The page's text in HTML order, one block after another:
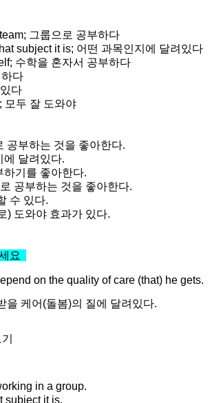
그룹으로 공부하다
subject it is; 어떤 과목인지에 달려있다
수학을 혼자서 공부하다
다
다
모두 잘 도와야
공부하는 것을 좋아한다.
에 달려있다.
하기를 좋아한다.
공부하는 것을 좋아한다.
수 있다.
) 도와야 효과가 있다.
요
on the quality of care (that) he gets.
을 케어(돌봄)의 질에 달려있다.
in a group.
subject it is.